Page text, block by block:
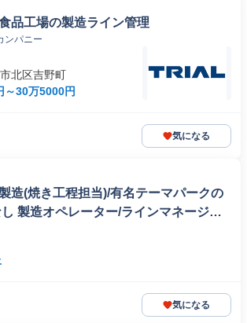
品工場の製造ライン管理
ンパニー
北区吉野町
～30万5000円
気になる
造(焼き工程担当)/有名テーマパークの
製造オペレーター/ラインマネージャ
こ)
気になる